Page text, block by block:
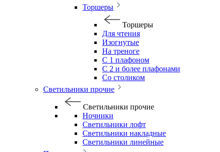
Торшеры
Торшеры
Для чтения
Изогнутые
На треноге
С 1 плафоном
С 2 и более плафонами
Со столиком
Светильники прочие
Светильники прочие
Ночники
Светильники лофт
Светильники накладные
Светильники линейные